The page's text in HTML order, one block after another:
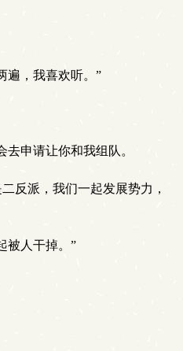
遍，我喜欢听。”
申请让你和我组队。
反派，我们一起发展势力，
被人干掉。”